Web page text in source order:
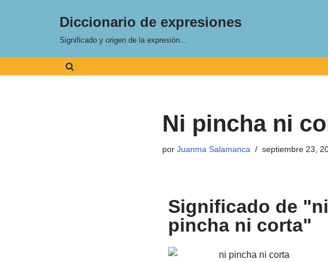
Diccionario de expresiones
Significado y origen de la expresión...
Ni pincha ni
por Juanma Salamanca septiembre 23,
Significado de "ni
pincha ni corta"